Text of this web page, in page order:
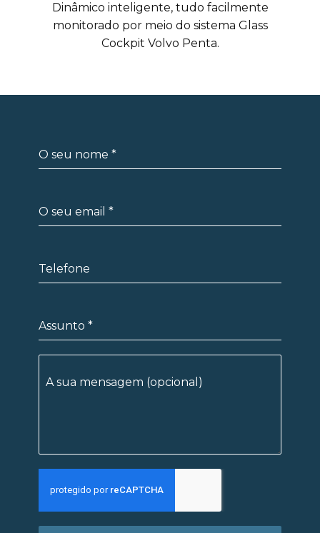
Dinâmico inteligente, tudo facilmente
monitorado por meio do sistema Glass
Cockpit Volvo Penta.
O seu nome *
O seu email *
Telefone
Assunto *
A sua mensagem (opcional)